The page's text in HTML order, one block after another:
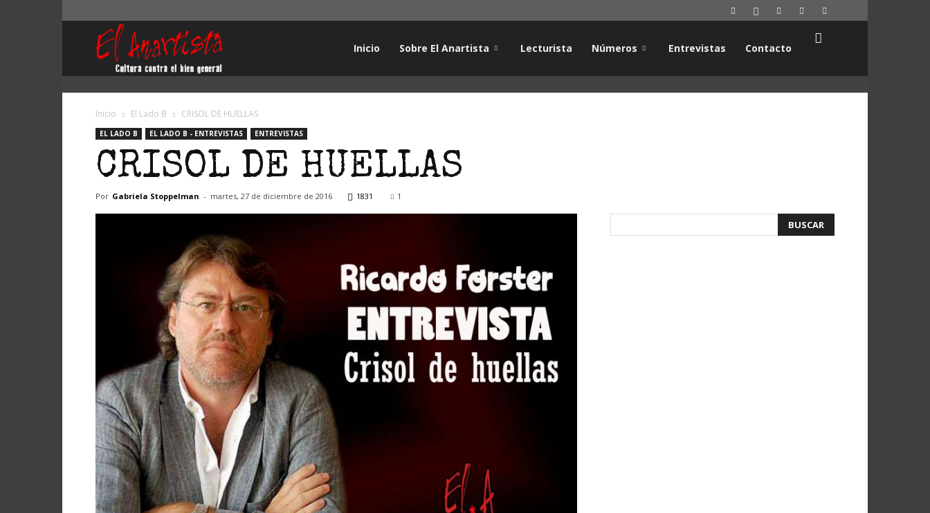
Inicio Sobre El Anartista Lecturista Números Entrevistas Contacto
Inicio El Lado B CRISOL DE HUELLAS
EL LADO B EL LADO B - ENTREVISTAS ENTREVISTAS
CRISOL DE HUELLAS
Por Gabriela Stoppelman - martes, 27 de diciembre de 2016 1831 1